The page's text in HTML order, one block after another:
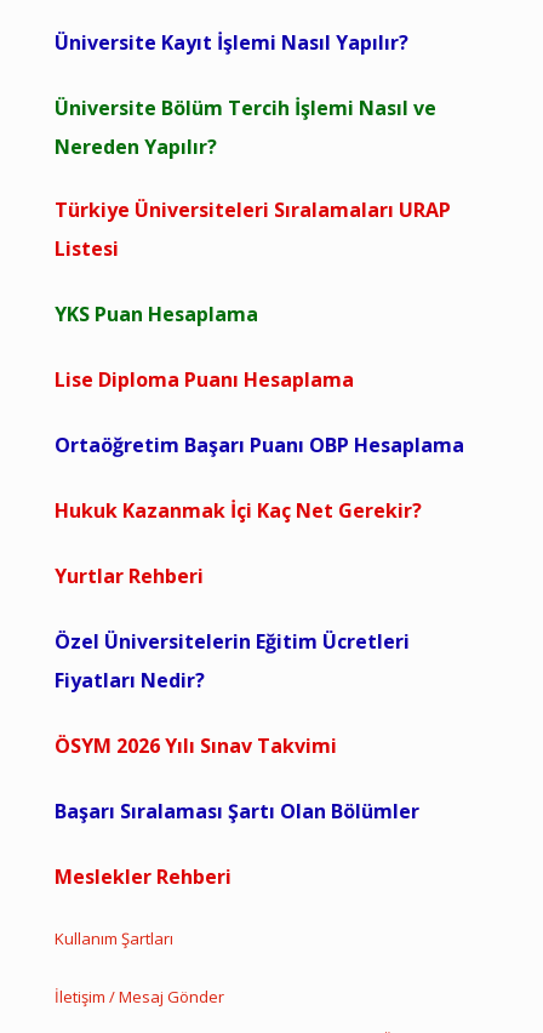
Üniversite Kayıt İşlemi Nasıl Yapılır?
Üniversite Bölüm Tercih İşlemi Nasıl ve
Nereden Yapılır?
Türkiye Üniversiteleri Sıralamaları URAP
Listesi
YKS Puan Hesaplama
Lise Diploma Puanı Hesaplama
Ortaöğretim Başarı Puanı OBP Hesaplama
Hukuk Kazanmak İçi Kaç Net Gerekir?
Yurtlar Rehberi
Özel Üniversitelerin Eğitim Ücretleri
Fiyatları Nedir?
ÖSYM 2026 Yılı Sınav Takvimi
Başarı Sıralaması Şartı Olan Bölümler
Meslekler Rehberi
Kullanım Şartları
İletişim / Mesaj Gönder